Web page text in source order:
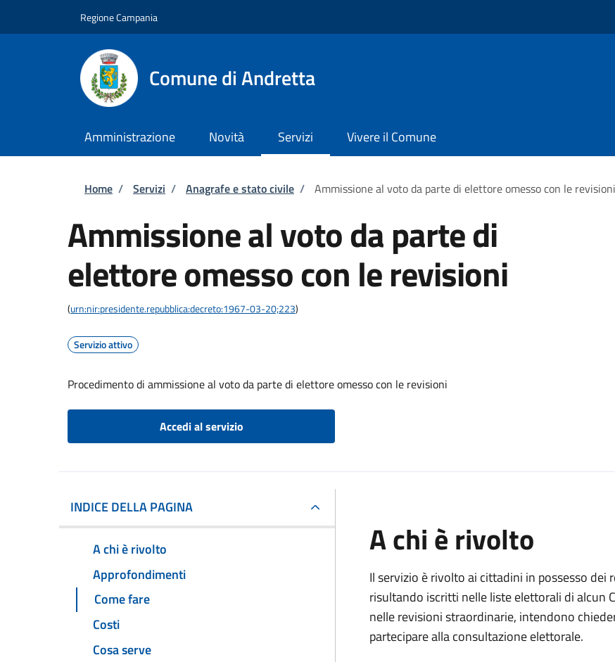
Regione Campania
Comune di Andretta
Amministrazione Novità Servizi Vivere il Comune
Briciole di pane
Home / Servizi / Anagrafe e stato civile / Ammissione al voto da parte di elettore omesso con le revisioni
Ammissione al voto da parte di
elettore omesso con le revisioni
(urn:nir:presidente.repubblica:decreto:1967-03-20;223)
Servizio attivo
Procedimento di ammissione al voto da parte di elettore omesso con le revisioni
Accedi al servizio
INDICE DELLA PAGINA
A chi è rivolto
Approfondimenti
Come fare
Costi
Cosa serve
A chi è rivolto
Il servizio è rivolto ai cittadini in possesso
risultando iscritti nelle liste elettorali di alcun
nelle revisioni straordinarie, intendono
partecipare alla consultazione elettorale.